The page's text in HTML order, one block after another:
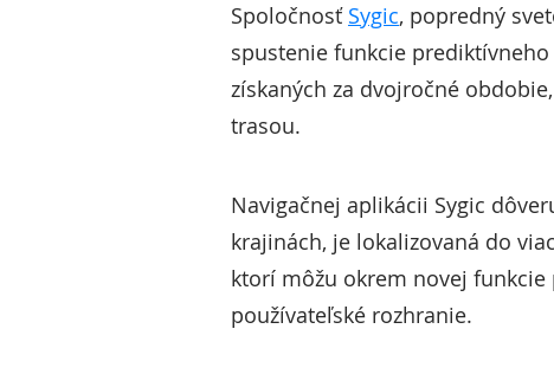
Spoločnosť Sygic, popredný
spustenie funkcie
získaných za dvojročné
trasou.
Navigačnej aplikácii Sygic
krajinách, je lokalizovaná do
ktorí môžu okrem novej
používateľské rozhranie.